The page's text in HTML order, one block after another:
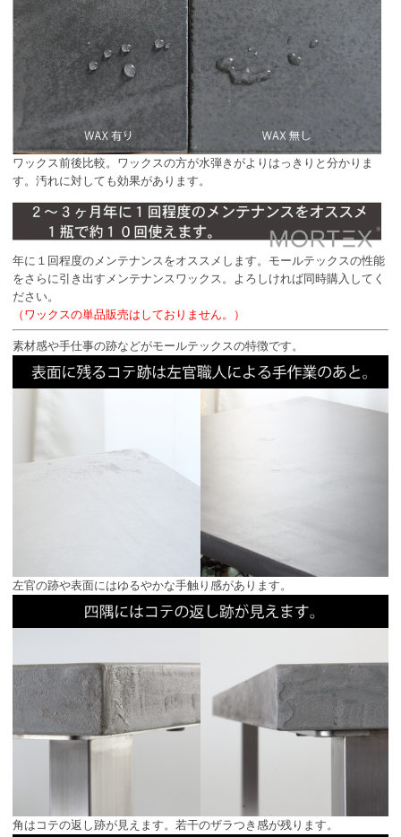
ワックス前後比較。ワックスの方が水弾きがよりはっきりと分かりま
す。汚れに対しても効果があります。
年に１回程度のメンテナンスをオススメします。モールテックスの性能
をさらに引き出すメンテナンスワックス。よろしければ同時購入してく
ださい。
（ワックスの単品販売はしておりません。）
素材感や手仕事の跡などがモールテックスの特徴です。
左官の跡や表面にはゆるやかな手触り感があります。
角はコテの返し跡が見えます。若干のザラつき感が残ります。